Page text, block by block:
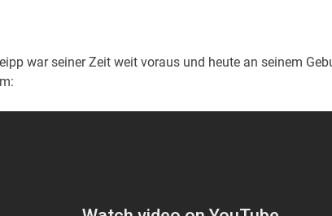
war seiner Zeit weit voraus und heute an seinem